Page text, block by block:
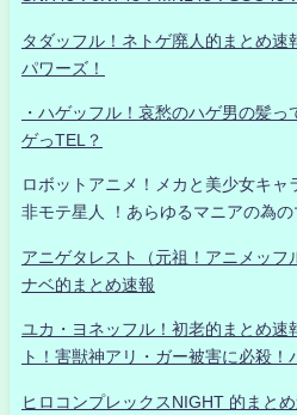
タダッフル！ネトゲ廃人的まとめ
パワーズ！
・ハゲッフル！哀愁のハゲ男の髪
ゲっTEL？
ロボットアニメ！メカと美少女キャ
非モテ星人 ！あらゆるマニアの為の
アニゲタレスト（元祖！アニメッ
ナベ的まとめ速報
ユカ・ヨネッフル！初老的まとめ速
ト！害獣神アリ・ガー被害に必殺！
ヒロコンプレックスNIGHT 的まと